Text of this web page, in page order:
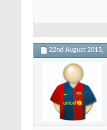
22nd August 2013,